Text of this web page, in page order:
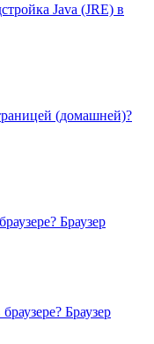
Java (JRE) в
(домашней)?
Браузер
Браузер